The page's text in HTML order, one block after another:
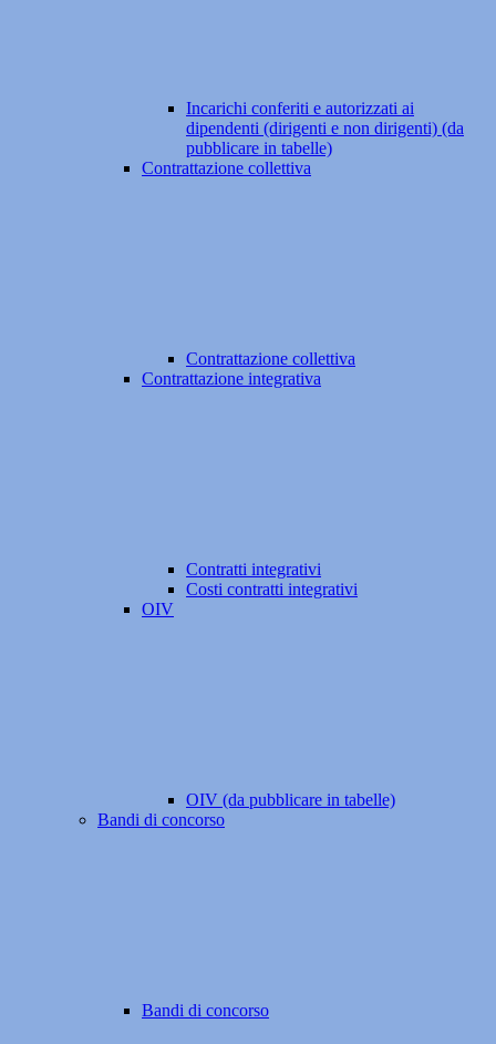
Incarichi conferiti e autorizzati ai
dipendenti (dirigenti e non dirigenti) (da
pubblicare in tabelle)
Contrattazione collettiva
Contrattazione collettiva
Contrattazione integrativa
Contratti integrativi
Costi contratti integrativi
OIV
OIV (da pubblicare in tabelle)
Bandi di concorso
Bandi di concorso